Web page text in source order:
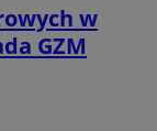
w
GZM